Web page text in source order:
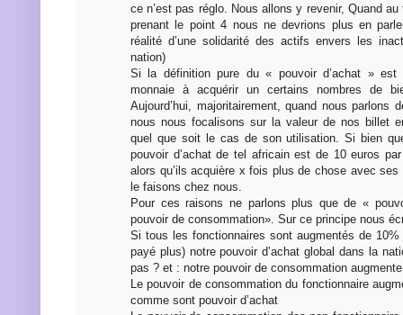
ce n’est pas réglo. Nous allons y revenir, Quand
prenant le point 4 nous ne devrions plus en
réalité d’une solidarité des actifs envers les
nation)
Si la définition pure du « pouvoir d’achat » est
monnaie à acquérir un certains nombres de
Aujourd’hui, majoritairement, quand nous parlons
nous nous focalisons sur la valeur de nos billet
quel que soit le cas de son utilisation. Si bien
pouvoir d’achat de tel africain est de 10 euros
alors qu’ils acquière x fois plus de chose avec
le faisons chez nous.
Pour ces raisons ne parlons plus que de «
pouvoir de consommation». Sur ce principe nous
Si tous les fonctionnaires sont augmentés de
payé plus) notre pouvoir d’achat global dans la
pas ? et : notre pouvoir de consommation augmente
Le pouvoir de consommation du fonctionnaire
comme sont pouvoir d’achat